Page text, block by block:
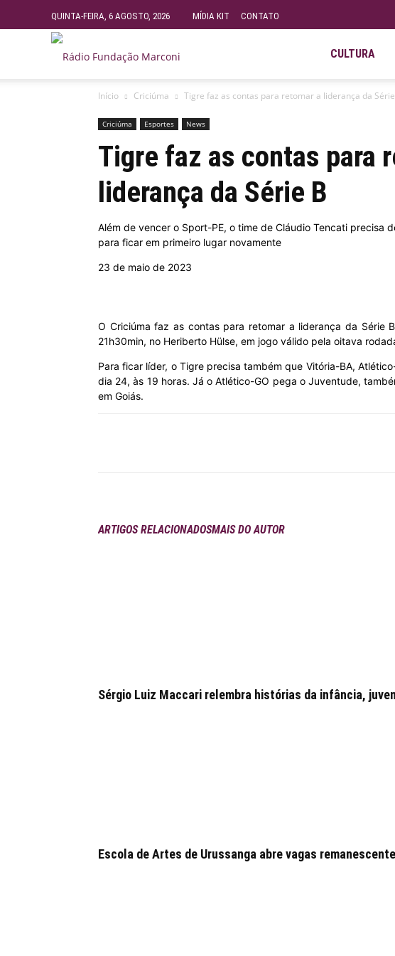
QUINTA-FEIRA, 6 AGOSTO, 2026 MÍDIA KIT CONTATO
Fundação
Marconi
–
CULTURA
Início Criciúma Tigre faz as contas para retomar a liderança da
Criciúma Esportes News
Tigre faz as contas para
liderança da Série B
Além de vencer o Sport-PE, o time de Cláudio Tencati precisa
para ficar em primeiro lugar novamente
23 de maio de 2023
O Criciúma faz as contas para retomar a liderança da Série
21h30min, no Heriberto Hülse, em jogo válido pela oitava
Para ficar líder, o Tigre precisa também que Vitória-BA,
dia 24, às 19 horas. Já o Atlético-GO pega o Juventude,
em Goiás.
ARTIGOS RELACIONADOSMAIS DO AUTOR
Sérgio Luiz Maccari relembra histórias da infância,
Escola de Artes de Urussanga abre vagas